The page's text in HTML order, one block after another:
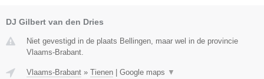
DJ Gilbert van den Dries
Niet gevestigd in de plaats Bellingen, maar wel in de provincie
Vlaams-Brabant.
Vlaams-Brabant » Tienen | Google maps ▼